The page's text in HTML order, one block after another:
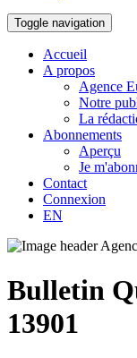
Toggle navigation
Accueil
A propos
Agence
Notre
La
Abonnements
Aperçu
Je
Contact
Connexion
EN
Bulletin
13901